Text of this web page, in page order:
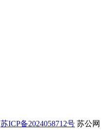
苏ICP备2024058712号 苏公网